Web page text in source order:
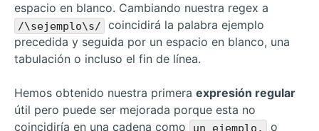
espacio en blanco. Cambiando nuestra regex a
/\sejemplo\s/
coincidirá la palabra ejemplo
precedida y seguida por un espacio en blanco, una
tabulación o incluso el fin de línea.
Hemos obtenido nuestra primera expresión regular
útil pero puede ser mejorada porque esta no
coincidiría en una cadena como
un ejemplo. o